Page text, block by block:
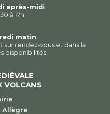
après-midi
à 17h
matin
sur rendez-vous et dans la
disponibilités
VOLCANS
Allègre